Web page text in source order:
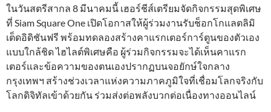
ในวันสตรีสากล 8 มีนาคมนี้ เฮอร์ชีส์เตรียมจัดกิจกรรมสุดพิเศษ
ที่ Siam Square One เปิดโอกาสให้ผู้ร่วมงานรับช็อกโกแลตลิมิ
เต็ดอิดิชันฟรี พร้อมทดลองสร้างคาแรกเตอร์การ์ตูนของตัวเอง
แบบใกล้ชิด ไฮไลต์พิเศษคือ ผู้ร่วมกิจกรรมจะได้เห็นคาแรก
เตอร์และข้อความของตนเองปรากฏบนจอยักษ์ใจกลาง
กรุงเทพฯ สร้างช่วงเวลาแห่งความภาคภูมิใจที่เชื่อมโลกจริงกับ
โลกดิจิทัลเข้าด้วยกัน ร่วมส่งต่อพลังบวกต่อเนื่องทางออนไลน์